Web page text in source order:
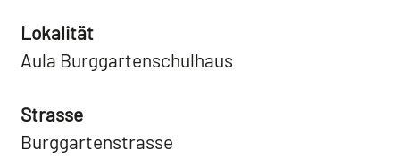
Lokalität
Aula Burggartenschulhaus
Strasse
Burggartenstrasse